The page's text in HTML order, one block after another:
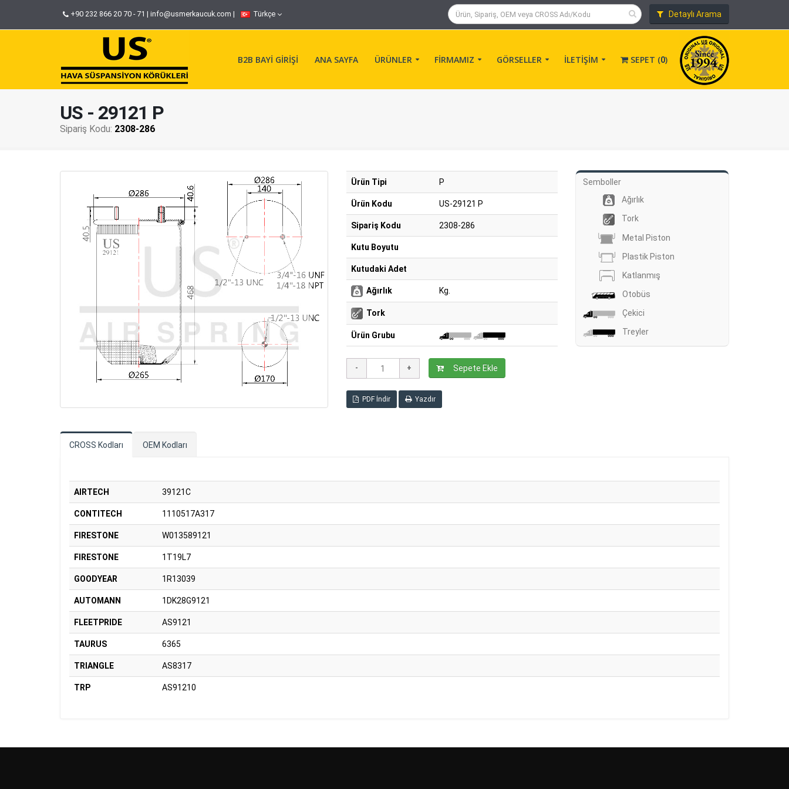
+90 232 866 20 70 - 71 | info@usmerkaucuk.com | Türkçe Detaylı Arama
B2B BAYİ GİRİŞİ ANA SAYFA ÜRÜNLER FİRMAMIZ GÖRSELLER İLETİŞİM SEPET (0)
US - 29121 P
Sipariş Kodu: 2308-286
Ürün Tipi P
Ürün Kodu US-29121 P
Sipariş Kodu 2308-286
Kutu Boyutu
Kutudaki Adet
Ağırlık Kg.
Tork
Ürün Grubu
Sepete Ekle
PDF İndir Yazdır
Semboller
Ağırlık
Tork
Metal Piston
Plastik Piston
Katlanmış
Otobüs
Çekici
Treyler
CROSS Kodları OEM Kodları
AIRTECH 39121C
CONTITECH 1110517A317
FIRESTONE W013589121
FIRESTONE 1T19L7
GOODYEAR 1R13039
AUTOMANN 1DK28G9121
FLEETPRIDE AS9121
TAURUS 6365
TRIANGLE AS8317
TRP AS91210